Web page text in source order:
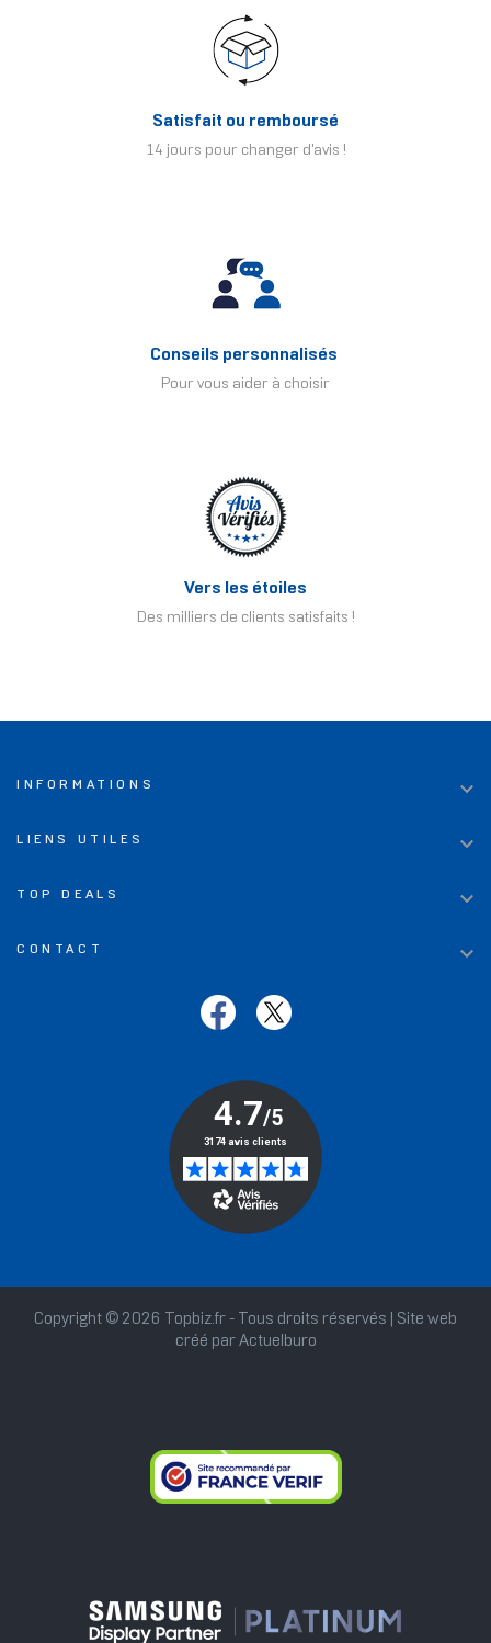
Satisfait ou remboursé
14 jours pour changer d'avis !
Conseils personnalisés
Pour vous aider à choisir
Vers les étoiles
Des milliers de clients satisfaits !
INFORMATIONS 
LIENS UTILES 
TOP DEALS 
CONTACT 
Copyright © 2026 Topbiz.fr - Tous droits réservés | Site web
créé par Actuelburo